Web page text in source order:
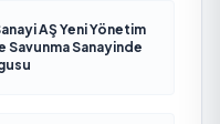
AŞ Yeni Yönetim
Savunma Sanayinde